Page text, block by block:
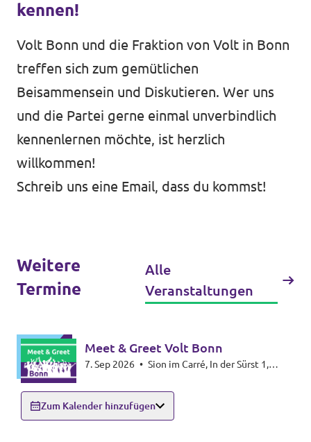
Volt Bonn Newsletter
Intranet von Volt Bonn
Datenschutz
kennen!
Volt Bonn und die Fraktion von Volt in Bonn
treffen sich zum gemütlichen
Beisammensein und Diskutieren. Wer uns
und die Partei gerne einmal unverbindlich
kennenlernen möchte, ist herzlich
willkommen!
Schreib uns eine Email, dass du kommst!
Weitere
Termine
Alle
Veranstaltungen
Meet & Greet Volt Bonn
7. Sep 2026 •
Zum Kalender hinzufügen